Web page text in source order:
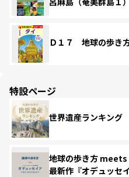
Ｄ１７ 地球の歩き
特設ページ
世界遺産ランキング
地球の歩き方 meets
最新作『オデュッセイ